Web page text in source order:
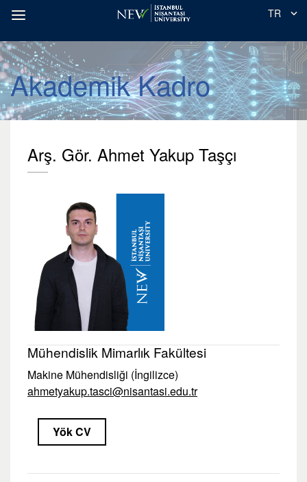
TR
Akademik Kadro
Arş. Gör. Ahmet Yakup Taşçı
Mühendislik Mimarlık Fakültesi
Makine Mühendisliği (İngilizce)
ahmetyakup.tasci@nisantasi.edu.tr
Yök CV